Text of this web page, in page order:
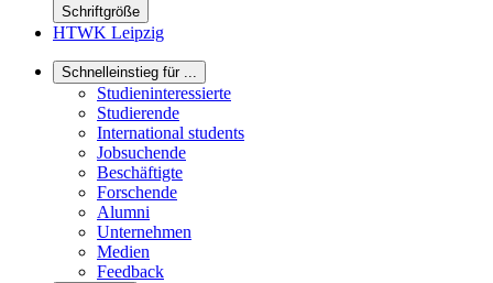
Schriftgröße
HTWK Leipzig
Schnelleinstieg für ...
Studieninteressierte
Studierende
International students
Jobsuchende
Beschäftigte
Forschende
Alumni
Unternehmen
Medien
Feedback